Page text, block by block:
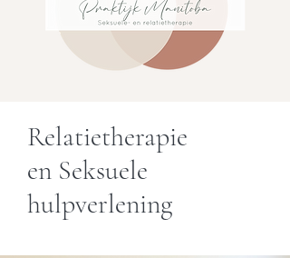
Relatietherapie
en Seksuele
hulpverlening